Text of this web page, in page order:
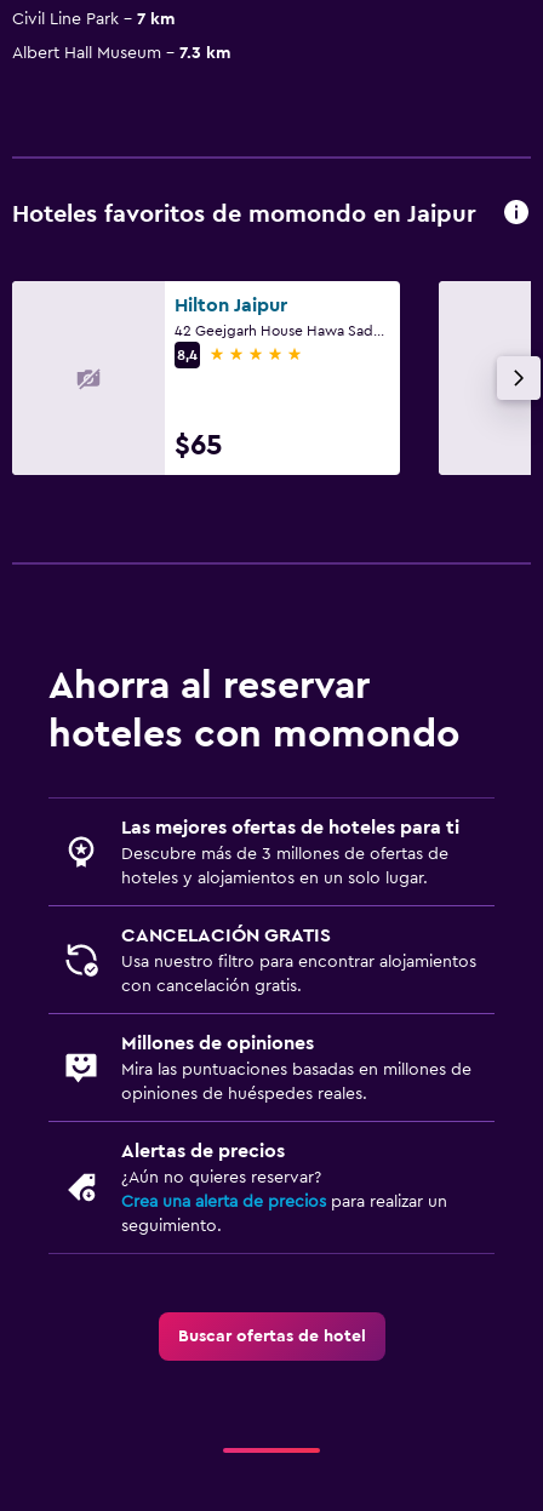
Civil Line Park
7 km
Albert Hall Museum
7.3 km
Hoteles favoritos de momondo en Jaipur
Hilton Jaipur
8,4
5 estrellas
$65
Ahorra al reservar
hoteles con momondo
Las mejores ofertas de hoteles para ti
Descubre más de 3 millones de ofertas de
hoteles y alojamientos en un solo lugar.
CANCELACIÓN GRATIS
Usa nuestro filtro para encontrar alojamientos
con cancelación gratis.
Millones de opiniones
Mira las puntuaciones basadas en millones de
opiniones de huéspedes reales.
Alertas de precios
¿Aún no quieres reservar?
Crea una alerta de precios para realizar un
seguimiento.
Buscar ofertas de hotel